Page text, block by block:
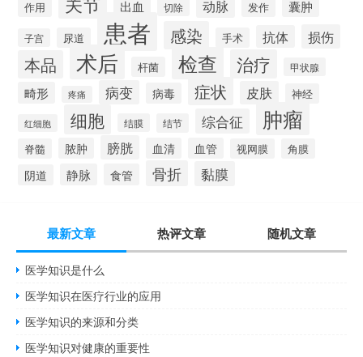
作用 出血 切除 动脉 发作 囊肿
子宫 尿道 患者 感染 手术 抗体 损伤
本品 术后 杆菌 检查 治疗 甲状腺
畸形 疼痛 病变 病毒 症状 皮肤 神经
红细胞 细胞 结膜 结节 综合征 肿瘤
脊髓 脓肿 膀胱 血清 血管 视网膜 角膜
阴道 静脉 食管 骨折 黏膜
最新文章 热评文章 随机文章
医学知识是什么
医学知识在医疗行业的应用
医学知识的来源和分类
医学知识对健康的重要性